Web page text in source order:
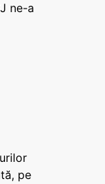
ne-a
pe